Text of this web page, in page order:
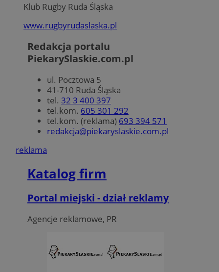
Klub Rugby Ruda Śląska
www.rugbyrudaslaska.pl
Redakcja portalu
PiekarySlaskie.com.pl
ul. Pocztowa 5
41-710 Ruda Śląska
tel. 32 3 400 397
tel.kom. 605 301 292
tel.kom. (reklama) 693 394 571
redakcja@piekaryslaskie.com.pl
reklama
Katalog firm
Portal miejski - dział reklamy
Agencje reklamowe, PR